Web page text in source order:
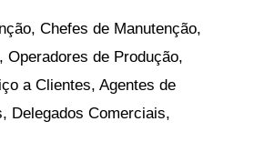
Chefes de Manutenção,
Operadores de Produção,
a Clientes, Agentes de
Delegados Comerciais,